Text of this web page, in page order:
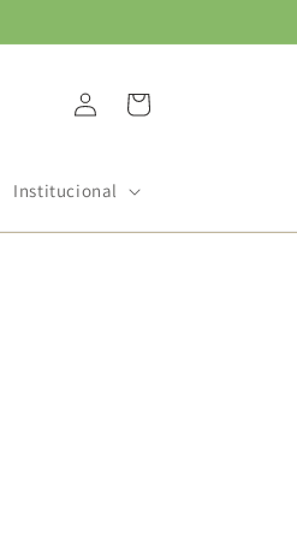
Institucional
Fazer
login
Carrinho